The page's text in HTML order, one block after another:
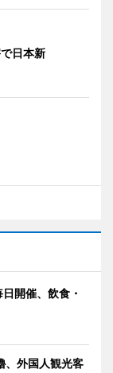
日本新
開催、飲食・
外国人観光客